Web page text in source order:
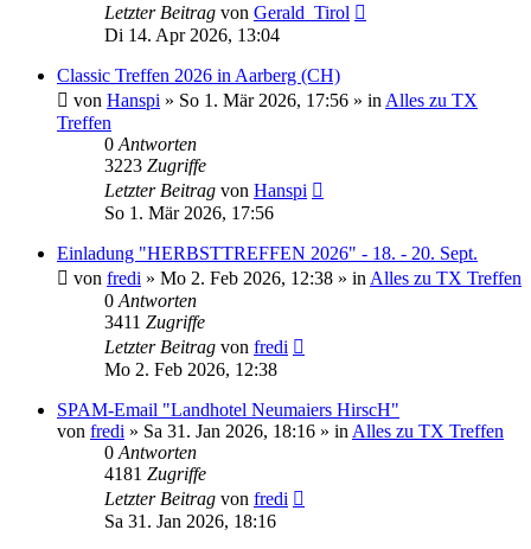
Letzter Beitrag von Gerald_Tirol
Di 14. Apr 2026, 13:04
Classic Treffen 2026 in Aarberg (CH)
von Hanspi » So 1. Mär 2026, 17:56 » in Alles zu TX
Treffen
0 Antworten
3223 Zugriffe
Letzter Beitrag von Hanspi
So 1. Mär 2026, 17:56
Einladung "HERBSTTREFFEN 2026" - 18. - 20. Sept.
von fredi » Mo 2. Feb 2026, 12:38 » in Alles zu TX Treffen
0 Antworten
3411 Zugriffe
Letzter Beitrag von fredi
Mo 2. Feb 2026, 12:38
SPAM-Email "Landhotel Neumaiers HirscH"
von fredi » Sa 31. Jan 2026, 18:16 » in Alles zu TX Treffen
0 Antworten
4181 Zugriffe
Letzter Beitrag von fredi
Sa 31. Jan 2026, 18:16